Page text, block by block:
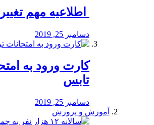
اطلاعیه مهم
دسامبر 25, 2019
کارت ورود به
تابس
دسامبر 25, 2019
آموزش و پرورش